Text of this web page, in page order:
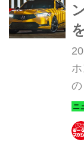
イ